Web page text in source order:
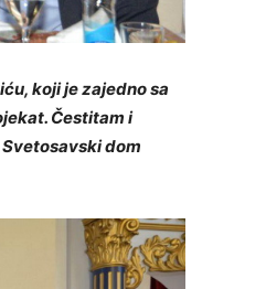
koji je zajedno sa
Čestitam i
dom